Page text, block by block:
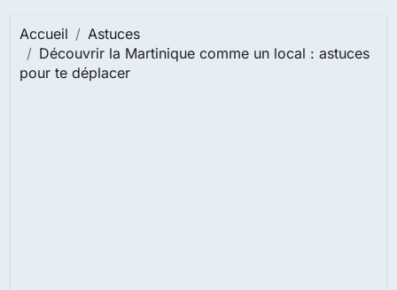
Accueil
Astuces
Découvrir la Martinique comme un local : astuces
pour te déplacer